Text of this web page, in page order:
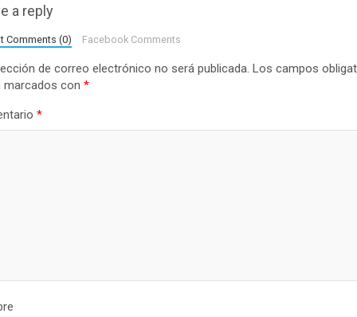
a reply
Comments (0) Facebook Comments
de correo electrónico no será publicada. Los campos
marcados con *
*